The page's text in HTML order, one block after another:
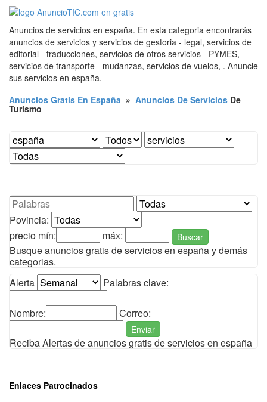
Anuncios de servicios en españa. En esta categoria encontrarás
anuncios de servicios y servicios de gestoria - legal, servicios de
editorial - traducciones, servicios de otros servicios - PYMES,
servicios de transporte - mudanzas, servicios de vuelos, . Anuncie
sus servicios en españa.
Anuncios Gratis En España » Anuncios De Servicios De
Turismo
Povincia:
precio mín:
máx: Buscar
Busque anuncios gratis de servicios en españa y demás
categorias.
Alerta
Palabras clave:
Nombre: Correo:
Enviar
Reciba Alertas de anuncios gratis de servicios en españa
Enlaces Patrocinados